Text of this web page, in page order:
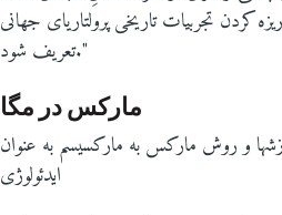
کردن تجربیات تاریخی پرولتاریای جهانی
تعریف شود."
مارکس در مگا
و روش مارکس به مارکسیسم به عنوان
ایدئولوژی